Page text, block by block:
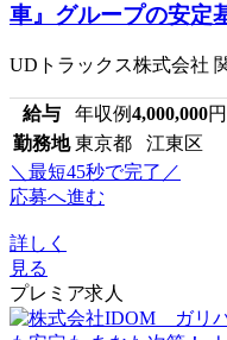
車』グループの安定
UDトラックス株式会社
給与 年収例4,000,000円
勤務地 東京都 江東区
＼最短45秒で完了／
応募へ進む
詳しく
見る
プレミア求人